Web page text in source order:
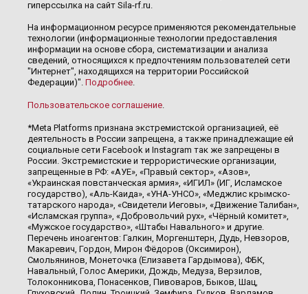
гиперссылка на сайт Sila-rf.ru.
На информационном ресурсе применяются рекомендательные
технологии (информационные технологии предоставления
информации на основе сбора, систематизации и анализа
сведений, относящихся к предпочтениям пользователей сети
"Интернет", находящихся на территории Российской
Федерации)". Подробнее
Пользовательское соглашение
*Meta Platforms признана экстремистской организацией, её
деятельность в России запрещена, а также принадлежащие ей
социальные сети Facebook и Instagram так же запрещены в
России. Экстремистские и террористические организации,
запрещенные в РФ: «АУЕ», «Правый сектор», «Азов»,
«Украинская повстанческая армия», «ИГИЛ» (ИГ, Исламское
государство), «Аль-Каида», «УНА-УНСО», «Меджлис крымско-
татарского народа», «Свидетели Иеговы», «Движение Талибан»,
«Исламская группа», «Добровольчий рух», «Чёрный комитет»,
«Мужское государство», «Штабы Навального» и другие.
Перечень иноагентов: Галкин, Моргенштерн, Дудь, Невзоров,
Макаревич, Гордон, Мирон Фёдоров (Оксимирон),
Смольянинов, Монеточка (Елизавета Гардымова), ФБК,
Навальный, Голос Америки, Дождь, Медуза, Верзилов,
Толоконникова, Понасенков, Пивоваров, Быков, Шац,